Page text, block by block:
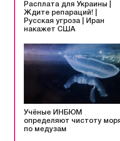
Расплата для Украины |
Ждите репараций! |
Русская угроза | Иран
накажет США
Учёные ИНБЮМ
определяют чистоту
по медузам